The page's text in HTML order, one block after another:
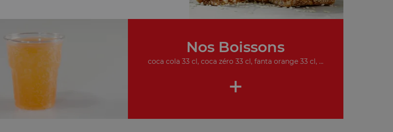
Nos Boissons
coca cola 33 cl, coca zéro 33 cl, fanta orange 33 cl, ...
+